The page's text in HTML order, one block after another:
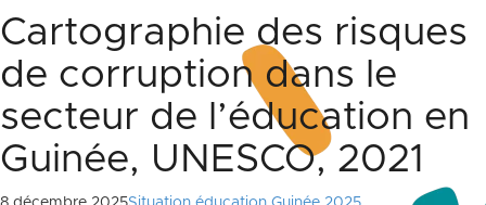
Cartographie des risques
de corruption dans le
secteur de l’éducation en
Guinée, UNESCO, 2021